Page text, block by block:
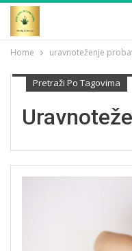
Home uravnoteženje
Pretraži Po Tagovima